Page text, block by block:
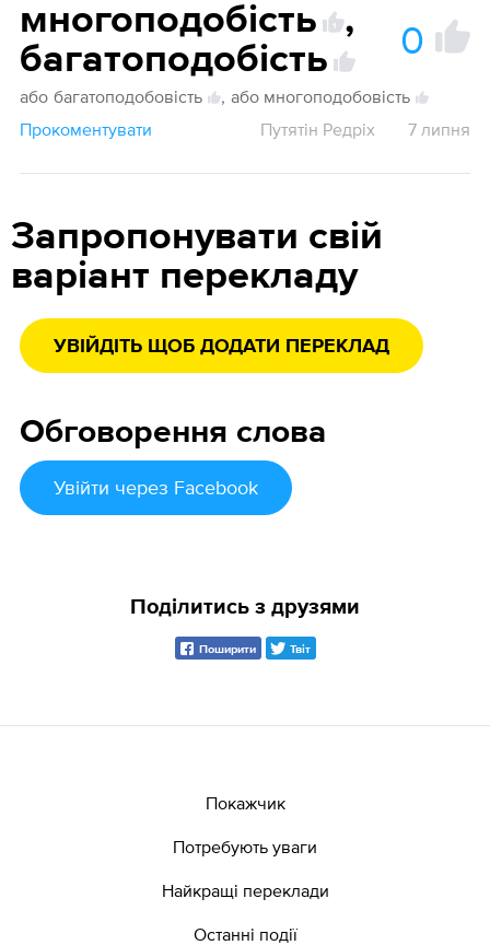
многоподобість
,
багатоподобість
0
або багатоподобовість , або многоподобовість
Прокоментувати
Путятін Редріх 7 липня
Запропонувати свій
варіант перекладу
УВІЙДІТЬ ЩОБ ДОДАТИ ПЕРЕКЛАД
Обговорення слова
Увійти через Facebook
Поділитись з друзями
Поширити Твіт
Покажчик
Потребують уваги
Найкращі переклади
Останні події